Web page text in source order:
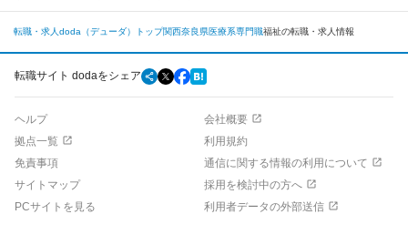
転職・求人doda（デューダ）トップ関西奈良県医療系専門職福祉の転職・求人情報
転職サイト dodaをシェア
ヘルプ
会社概要
拠点一覧
利用規約
免責事項
通信に関する情報の利用について
サイトマップ
採用を検討中の方へ
PCサイトを見る
利用者データの外部送信